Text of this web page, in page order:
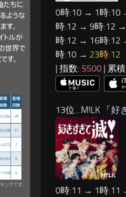
0時:10 → 1時
時:12 → 9時:12
時:12 → 16時:12
時:10 → 23時:12
| 指数: 5500 | 累
13位…M!LK 「 好
0時:11 → 1時